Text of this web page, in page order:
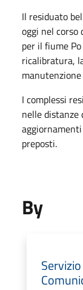
Il residuato
oggi nel corso
per il fiume
ricalibratura,
I complessi
nelle
preposti.
By